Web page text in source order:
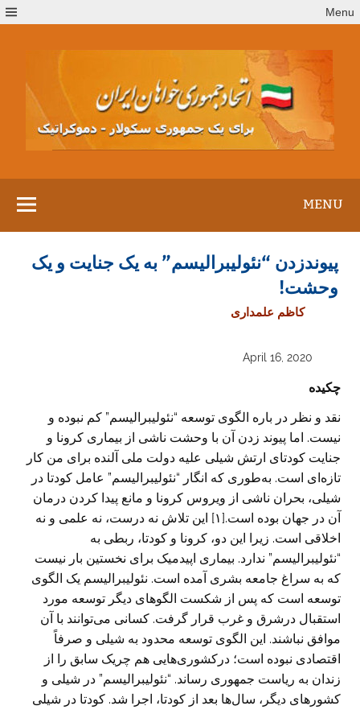
to
Menu
MENU
پیوندزدن “نئولیبرالیسم” به یک جنایت و یک
وحشت!
کاظم علمداری
April 16, 2020
چکیده
نقد و نظر در باره الگوی توسعه “نئولیبرالیسم” کم نبوده و
نیست. اما پیوند زدن آن با وحشت ناشی از بیماری کرونا و
جنایت کودتای ارتش شیلی علیه دولت ملی آلنده برای من کار
تازه‌ای است. به‌طوری که انگار “نئولیبرالیسم” عامل کودتا در
شیلی، بحران ناشی از ویروس کرونا و مانع پیدا کردن درمان
آن در جهان بوده است.[۱] این تلاش نه درست، نه علمی و نه
اخلاقی است. زیرا این دو، کرونا و کودتا، ربطی به
“نئولیبرالیسم” ندارد. بیماری اپیدمیک برای نخستین بار نیست
که به سراغ جامعه بشری آمده است. نئولیبرالیسم یک الگوی
توسعه است که پس از شکست الگو‌های دیگر توسعه مورد
استقبال درشرق و غرب قرار گرفت. کسانی می‌توانند با آن
موافق نباشند. این الگوی توسعه محدود به شیلی و صرفاً
اقتصادی نبوده است؛ درکشوری‌هایی هم چریک سابق را از
زندان به ریاست جمهوری رساند. “نئولیبرالیسم” در شیلی و
کشورهای دیگر، سال‌ها بعد از کودتا، اجرا شد. کودتا در شیلی